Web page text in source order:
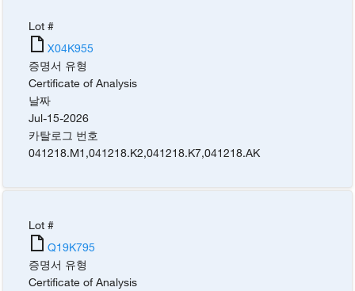
Lot #
X04K955
증명서 유형
Certificate of Analysis
날짜
Jul-15-2026
카탈로그 번호
041218.M1 ,041218.K2,041218.K7,041218.AK
Lot #
Q19K795
증명서 유형
Certificate of Analysis